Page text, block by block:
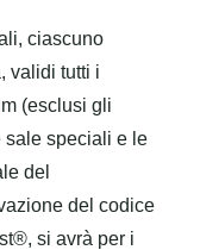
ciascuno
validi tutti i
(esclusi gli
sale speciali e le
del
del codice
si avrà per i